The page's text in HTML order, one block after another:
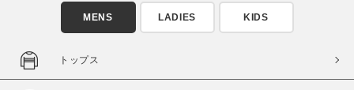
通常商品 予約商品
MENS LADIES KIDS
トップス